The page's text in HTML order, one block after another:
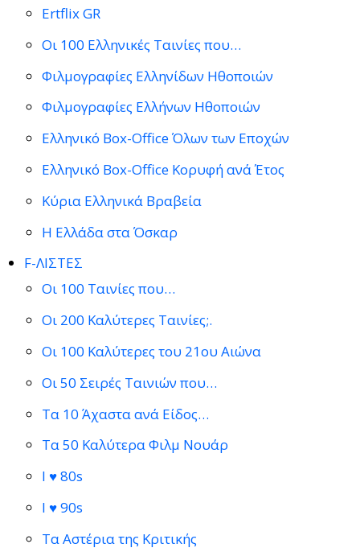
Ertflix GR
Οι 100 Ελληνικές Ταινίες που…
Φιλμογραφίες Ελληνίδων Ηθοποιών
Φιλμογραφίες Ελλήνων Ηθοποιών
Ελληνικό Box-Office Όλων των Εποχών
Ελληνικό Box-Office Κορυφή ανά Έτος
Κύρια Ελληνικά Βραβεία
Η Ελλάδα στα Όσκαρ
F-ΛΙΣΤΕΣ
Οι 100 Ταινίες που…
Οι 200 Καλύτερες Ταινίες;.
Οι 100 Καλύτερες του 21ου Αιώνα
Οι 50 Σειρές Ταινιών που…
Τα 10 Άχαστα ανά Είδος…
Τα 50 Καλύτερα Φιλμ Νουάρ
I ♥ 80s
I ♥ 90s
Τα Αστέρια της Κριτικής